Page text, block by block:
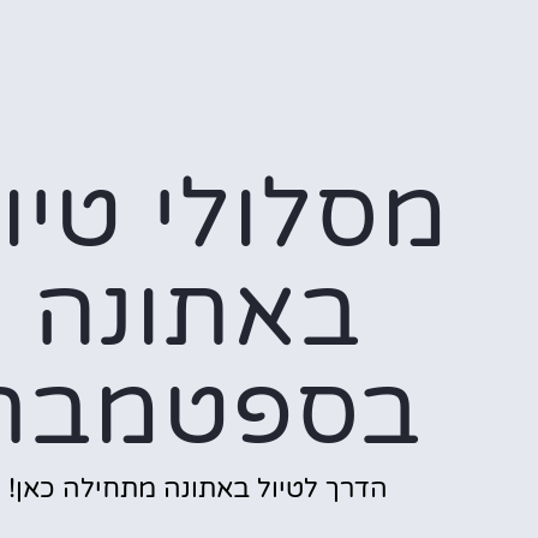
מסלולי
באתונה
הדרך לטיול באתונה מתחילה כאן!